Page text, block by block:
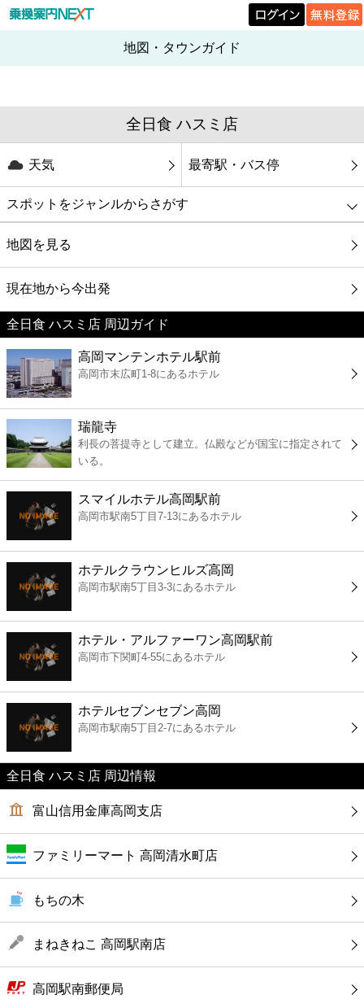
地図・タウンガイド
全日食 ハスミ店
天気 最寄駅・バス停
スポットをジャンルからさがす
グルメ
映画
美容
コンビニ
薬局
スーパー
エンタメ
レジャー
書店
ファミレス
カフェ
ショッピング
銀行
公共
病院
ホテル
地図を見る
現在地から今出発
全日食 ハスミ店 周辺ガイド
高岡マンテンホテル駅前
高岡市末広町1-8にあるホテル
瑞龍寺
利長の菩提寺として建立。仏殿などが国宝に指定されて
いる。
スマイルホテル高岡駅前
高岡市駅南5丁目7-13にあるホテル
ホテルクラウンヒルズ高岡
高岡市駅南5丁目3-3にあるホテル
ホテル・アルファーワン高岡駅前
高岡市下関町4-55にあるホテル
ホテルセブンセブン高岡
高岡市駅南5丁目2-7にあるホテル
全日食 ハスミ店 周辺情報
富山信用金庫高岡支店
ファミリーマート 高岡清水町店
もちの木
まねきねこ 高岡駅南店
高岡駅南郵便局